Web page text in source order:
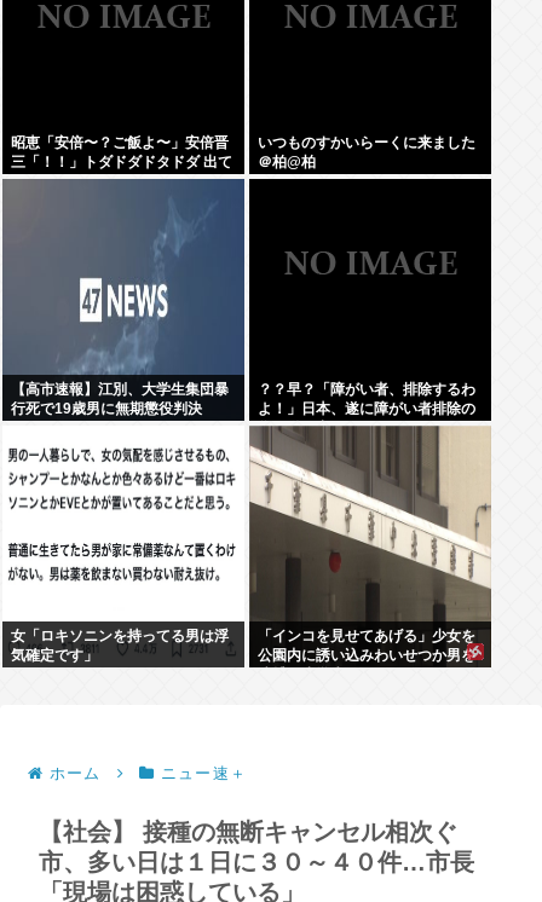
昭恵「安倍〜？ご飯よ〜」安倍晋
三「！！」トダドダドタドダ 出て
きそうなご飯
いつものすかいらーくに来ました
＠柏@柏
【高市速報】江別、大学生集団暴
行死で19歳男に無期懲役判決
？？早？「障がい者、排除するわ
よ！」日本、遂に障がい者排除の
為に動き出す。
女「ロキソニンを持ってる男は浮
気確定です」
「インコを見せてあげる」少女を
公園内に誘い込みわいせつか男を
ホーム ニュー速＋
【社会】 接種の無断キャンセル相次ぐ
市、多い日は１日に３０～４０件…市長
「現場は困惑している」